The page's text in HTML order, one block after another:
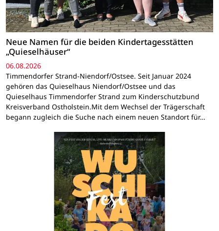
Neue Namen für die beiden Kindertagesstätten
„Quieselhäuser“
06.08.2026
Timmendorfer Strand-Niendorf/Ostsee. Seit Januar 2024
gehören das Quieselhaus Niendorf/Ostsee und das
Quieselhaus Timmendorfer Strand zum Kinderschutzbund
Kreisverband Ostholstein.Mit dem Wechsel der Trägerschaft
begann zugleich die Suche nach einem neuen Standort für…